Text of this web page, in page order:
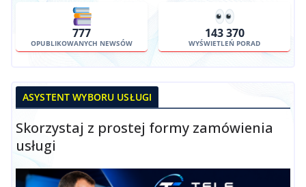
777
OPUBLIKOWANYCH NEWSÓW
143 370
WYŚWIETLEŃ PORAD
ASYSTENT WYBORU USŁUGI
Skorzystaj z prostej formy zamówienia
usługi